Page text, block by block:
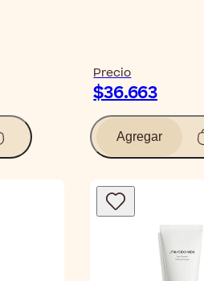
Precio
$36.663
Agregar